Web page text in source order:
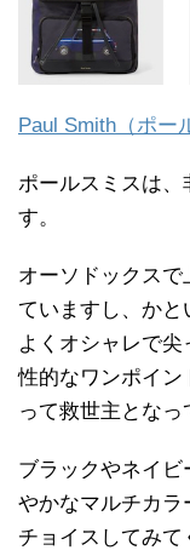
Paul Smith（ポー
ポールスミスは
す。
オーソドックス
ていますし、か
よくオシャレで
性的なワンポイン
って救世主となっ
ブラックやネイ
やかなマルチカラ
チョイスしてみて